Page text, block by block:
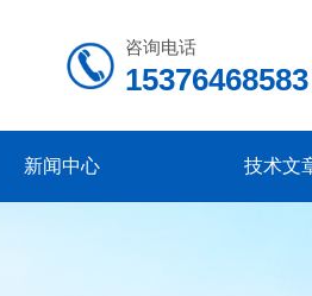
咨询电话
15376468583
新闻中心 技术文